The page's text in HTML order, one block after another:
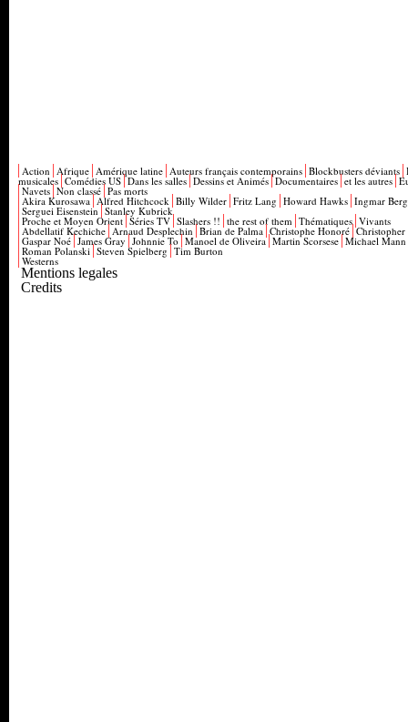
Action Afrique Amérique latine Auteurs français contemporains Blockbusters déviants
musicales Comédies US Dans les salles Dessins et Animés Documentaires et les autres
Navets Non classé Pas morts
Akira Kurosawa Alfred Hitchcock Billy Wilder Fritz Lang Howard Hawks Ingmar
Serguei Eisenstein Stanley Kubrick
Proche et Moyen Orient Séries TV Slashers !! the rest of them Thématiques Vivants
Abdellatif Kechiche Arnaud Desplechin Brian de Palma Christophe Honoré
Gaspar Noé James Gray Johnnie To Manoel de Oliveira Martin Scorsese Michael Mann
Roman Polanski Steven Spielberg Tim Burton
Westerns
Mentions legales
Credits